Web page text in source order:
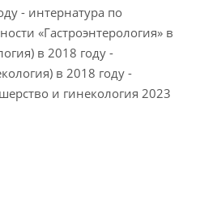
- интернатура по
«Гастроэнтерология» в
в 2018 году -
в 2018 году -
и гинекология 2023